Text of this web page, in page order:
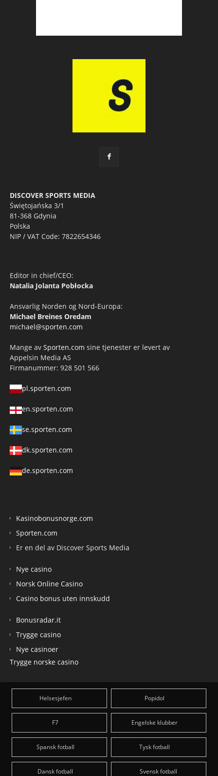
DISCOVER SPORTS MEDIA
Świętojańska 3/1
81-368 Gdynia
Polska
NIP / VAT Code: 7822654346
Editor in chief/CEO:
Natalia Jolanta Pobłocka
Ansvarlig Norden og Nord-Europa:
Michael Breines Oredam
michael@sporten.com
Mange av Sporten.com sine tjenester er levert av
Appelsin Media AS
Firmanummer: 928 501 566
pl.sporten.com
en.sporten.com
se.sporten.com
dk.sporten.com
de.sporten.com
Kasinobonusnorge.com
Sporten.com
Er en del av Discover Sports Media
Nye casino
Norsk Online Casino
Casino bonus uten innskudd
Bonusradar.it
Trygge casino
Nye casinoer
Trygge norske casino
Helsesjefen Popidol
F7 Engelske klubber
Spansk fotball Tysk fotball
Dansk fotball Svensk fotball